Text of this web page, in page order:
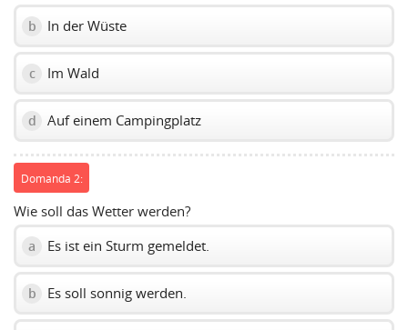
b In der Wüste
c Im Wald
d Auf einem Campingplatz
Domanda 2:
Wie soll das Wetter werden?
a Es ist ein Sturm gemeldet.
b Es soll sonnig werden.